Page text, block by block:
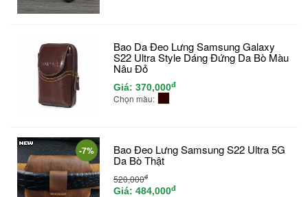
Bao Da Đeo Lưng Samsung Galaxy
S22 Ultra Style Dáng Đứng Da Bò Màu
Nâu Đỏ
Giá: 370,000đ
Chọn màu:
-7% Bao Đeo Lưng Samsung S22 Ultra 5G
Da Bò Thật
520,000đ
Giá: 484,000đ